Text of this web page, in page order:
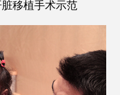
移植手术示范